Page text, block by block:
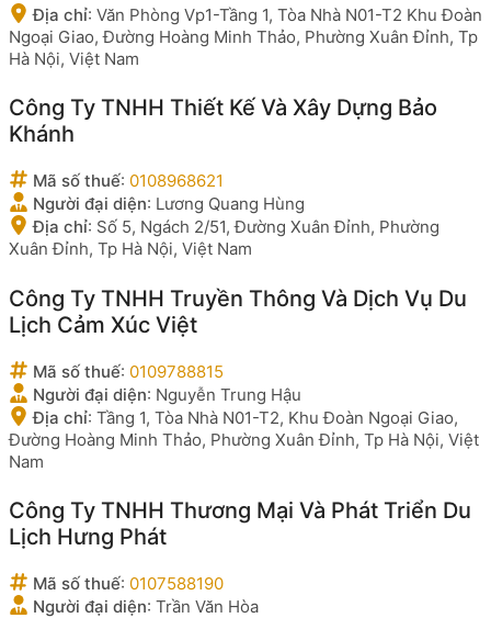
Địa chỉ: Văn Phòng Vp1-Tầng 1, Tòa Nhà N01-T2 Khu Đoàn
Ngoại Giao, Đường Hoàng Minh Thảo, Phường Xuân Đỉnh, Tp
Hà Nội, Việt Nam
Công Ty TNHH Thiết Kế Và Xây Dựng Bảo
Khánh
Mã số thuế: 0108968621
Người đại diện: Lương Quang Hùng
Địa chỉ: Số 5, Ngách 2/51, Đường Xuân Đỉnh, Phường
Xuân Đỉnh, Tp Hà Nội, Việt Nam
Công Ty TNHH Truyền Thông Và Dịch Vụ Du
Lịch Cảm Xúc Việt
Mã số thuế: 0109788815
Người đại diện: Nguyễn Trung Hậu
Địa chỉ: Tầng 1, Tòa Nhà N01-T2, Khu Đoàn Ngoại Giao,
Đường Hoàng Minh Thảo, Phường Xuân Đỉnh, Tp Hà Nội, Việt
Nam
Công Ty TNHH Thương Mại Và Phát Triển Du
Lịch Hưng Phát
Mã số thuế: 0107588190
Người đại diện: Trần Văn Hòa